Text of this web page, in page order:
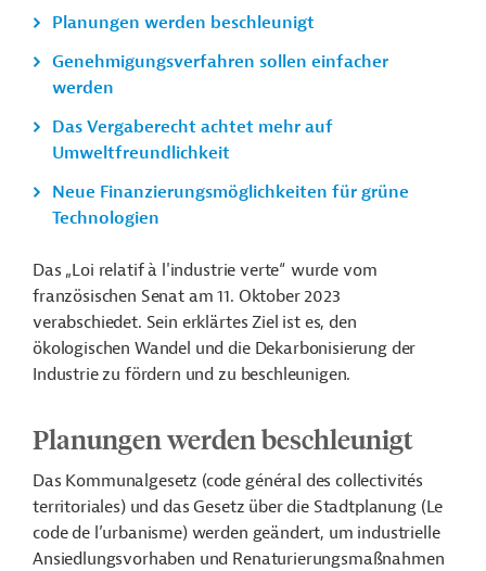
Planungen werden beschleunigt
Genehmigungsverfahren sollen einfacher
werden
Das Vergaberecht achtet mehr auf
Umweltfreundlichkeit
Neue Finanzierungsmöglichkeiten für grüne
Technologien
Das „Loi relatif à l'industrie verte“ wurde vom
französischen Senat am 11. Oktober 2023
verabschiedet. Sein erklärtes Ziel ist es, den
ökologischen Wandel und die Dekarbonisierung der
Industrie zu fördern und zu beschleunigen.
Planungen werden beschleunigt
Das Kommunalgesetz (code général des collectivités
territoriales) und das Gesetz über die Stadtplanung (Le
code de l’urbanisme) werden geändert, um industrielle
Ansiedlungsvorhaben und Renaturierungsmaßnahmen